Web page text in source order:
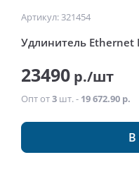
Артикул: 321454
Удлинитель Ethernet
23490 р./шт
Опт от3 шт. - 19 672.90 р.
В